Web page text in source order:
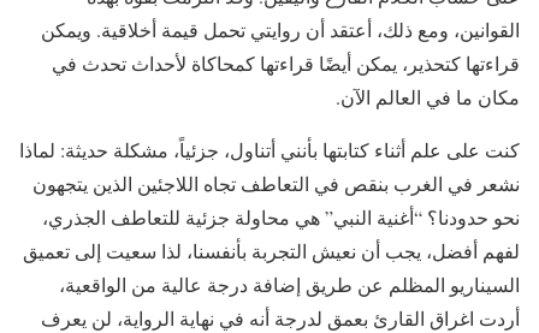
القوانين، ومع ذلك، أعتقد أن روايتي تحمل قيمة أخلاقية. ويمكن
قراءتها كتحذير، يمكن أيضًا قراءتها كمحاكاة لأحداث تحدث في
مكان ما في العالم الآن.
كنت على علم أثناء كتابتها بأنني أتناول، جزئياً، مشكلة حديثة: لماذا
نشعر في الغرب بنقص في التعاطف تجاه اللاجئين الذين يتجهون
نحو حدودنا؟ “أغنية النبي” هي محاولة جزئية للتعاطف الجذري،
لفهم أفضل، يجب أن نعيش التجربة بأنفسنا، لذا سعيت إلى تعميق
السيناريو المظلم عن طريق إضافة درجة عالية من الواقعية،
أردت اغراق القارئ بعمق لدرجة أنه في نهاية الرواية، لن يعرف